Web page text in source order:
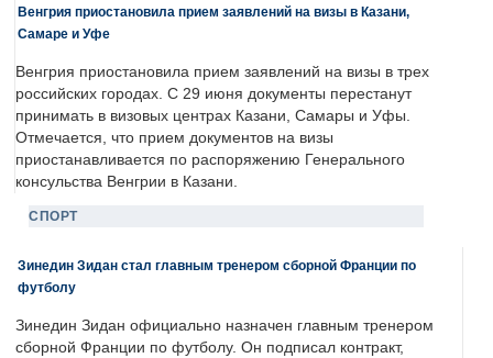
Венгрия приостановила прием заявлений на визы в Казани,
Самаре и Уфе
Венгрия приостановила прием заявлений на визы в трех
российских городах. С 29 июня документы перестанут
принимать в визовых центрах Казани, Самары и Уфы.
Отмечается, что прием документов на визы
приостанавливается по распоряжению Генерального
консульства Венгрии в Казани.
СПОРТ
Зинедин Зидан стал главным тренером сборной Франции по
футболу
Зинедин Зидан официально назначен главным тренером
сборной Франции по футболу. Он подписал контракт,